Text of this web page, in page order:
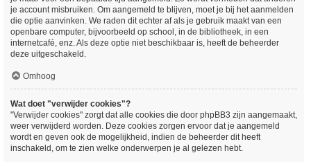
je account misbruiken. Om aangemeld te blijven, moet je bij het aanmelden
die optie aanvinken. We raden dit echter af als je gebruik maakt van een
openbare computer, bijvoorbeeld op school, in de bibliotheek, in een
internetcafé, enz. Als deze optie niet beschikbaar is, heeft de beheerder
deze uitgeschakeld.
Omhoog
Wat doet "verwijder cookies"?
"Verwijder cookies" zorgt dat alle cookies die door phpBB3 zijn aangemaakt,
weer verwijderd worden. Deze cookies zorgen ervoor dat je aangemeld
wordt en geven ook de mogelijkheid, indien de beheerder dit heeft
inschakeld, om te zien welke onderwerpen je al gelezen hebt.